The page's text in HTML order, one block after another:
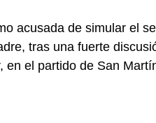
acusada de simular el
tras una fuerte
en el partido de San